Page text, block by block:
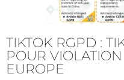
TIKTOK RGPD :
POUR
EUROPE